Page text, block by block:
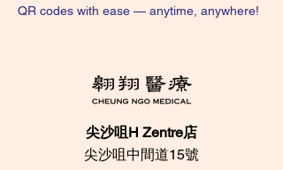
QR codes with ease — anytime, anywhere!
尖沙咀H Zentre店
尖沙咀中間道15號